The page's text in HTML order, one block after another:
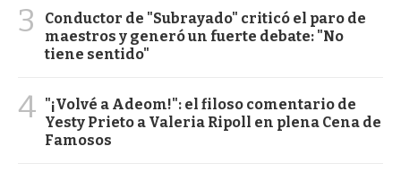
3
Conductor de "Subrayado" criticó el paro de
maestros y generó un fuerte debate: "No
tiene sentido"
4 "¡Volvé a Adeom!": el filoso comentario de
Yesty Prieto a Valeria Ripoll en plena Cena de
Famosos